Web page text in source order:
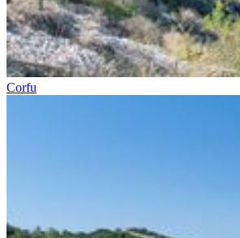
Corfu